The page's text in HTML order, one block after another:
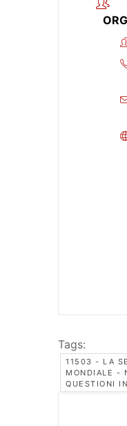
Tags:
11503 - LA
MONDIALE -
QUESTIONI